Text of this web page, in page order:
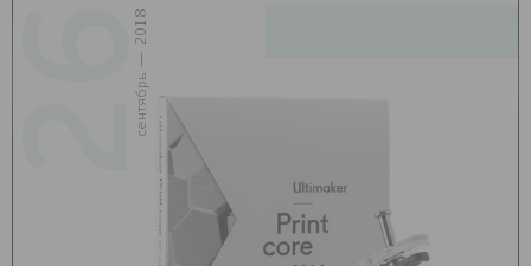
26
сентябрь — 2018